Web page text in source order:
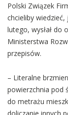
Polski Związek
chcieliby
lutego, wysłał do
Ministerstwa
przepisów.
– Literalne
powierzchnia pod
do metrażu
doliczanie innych